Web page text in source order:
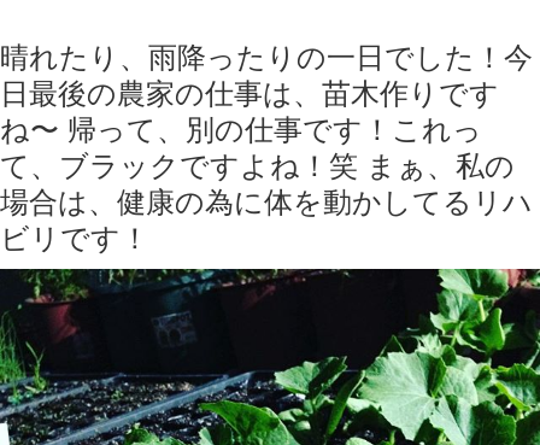
晴れたり、雨降ったりの一日でした！今
日最後の農家の仕事は、苗木作りです
ね〜 帰って、別の仕事です！これっ
て、ブラックですよね！笑 まぁ、私の
場合は、健康の為に体を動かしてるリハ
ビリです！